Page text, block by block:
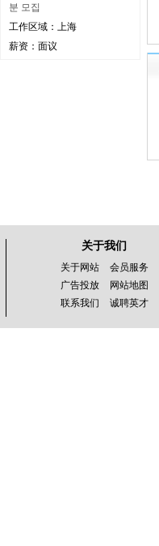
분 모집
工作区域：上海
薪资：面议
关于我们
关于网站
会员服务
广告投放
网站地图
联系我们
诚聘英才